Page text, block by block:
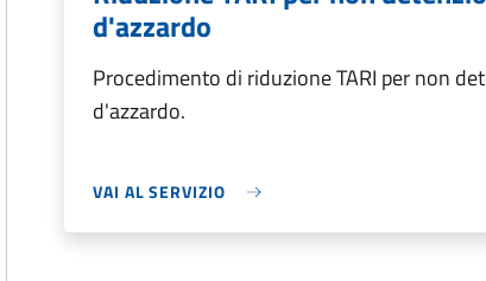
d'azzardo
Procedimento di riduzione TARI per non
d'azzardo.
VAI AL SERVIZIO